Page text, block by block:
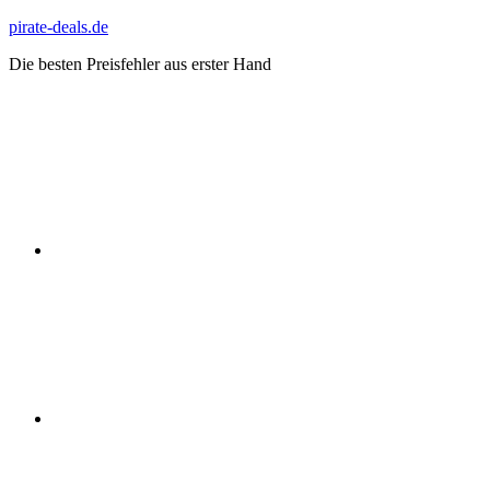
Zum
springen
pirate-deals.de
Die besten Preisfehler aus erster Hand